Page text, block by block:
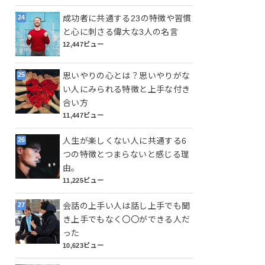
成功者に共通する23の特徴や習慣
と心に刺さる偉大な3人の名言
12,447ビュー
思いやりの心とは？思いやりがな
い人にみられる特徴と上手な付き
合い方
11,447ビュー
人生が楽しくない人に共通する6
つの特徴とつまらないと感じる理
由。
11,225ビュー
会話の上手い人は話し上手でも聞
き上手でもなく〇〇ができる人だ
った
10,623ビュー